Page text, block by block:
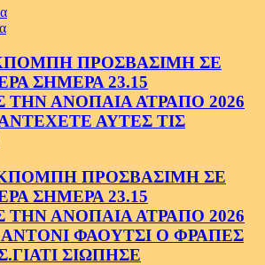
ΠΡΟΣΒΑΣΙΜΗ ΣΕ
ΣΗΜΕΡΑ 23.15
ΤΗΝ ΑΝΟΠΑΙΑ ΑΤΡΑΠΟ 2026
ΑΥΤΕΣ ΤΙΣ
ΠΡΟΣΒΑΣΙΜΗ ΣΕ
ΣΗΜΕΡΑ 23.15
ΤΗΝ ΑΝΟΠΑΙΑ ΑΤΡΑΠΟ 2026
ΦΑΟΥΤΣΙ Ο ΦΡΑΠΕΣ
ΣΙΩΠΗΣΕ